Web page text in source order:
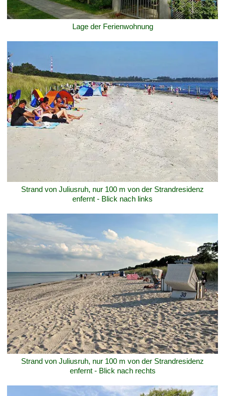
Lage der Ferienwohnung
Strand von Juliusruh, nur 100 m von der Strandresidenz
enfernt - Blick nach links
Strand von Juliusruh, nur 100 m von der Strandresidenz
enfernt - Blick nach rechts